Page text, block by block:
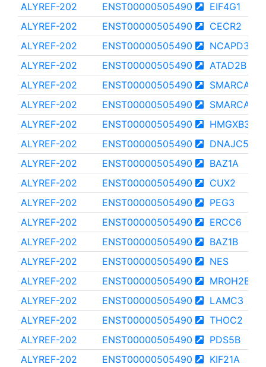
ALYREF-202
ENST00000505490 EIF4G1
ALYREF-202
ENST00000505490 CECR2
ALYREF-202
ENST00000505490 NCAPD3
ALYREF-202
ENST00000505490 ATAD2B
ALYREF-202
ENST00000505490 SMARCA4
ALYREF-202
ENST00000505490 SMARCA2
ALYREF-202
ENST00000505490 HMGXB3
ALYREF-202
ENST00000505490 DNAJC5
ALYREF-202
ENST00000505490 BAZ1A
ALYREF-202
ENST00000505490 CUX2
ALYREF-202
ENST00000505490 PEG3
ALYREF-202
ENST00000505490 ERCC6
ALYREF-202
ENST00000505490 BAZ1B
ALYREF-202
ENST00000505490 NES
ALYREF-202
ENST00000505490 MROH2B
ALYREF-202
ENST00000505490 LAMC3
ALYREF-202
ENST00000505490 THOC2
ALYREF-202
ENST00000505490 PDS5B
ALYREF-202
ENST00000505490 KIF21A